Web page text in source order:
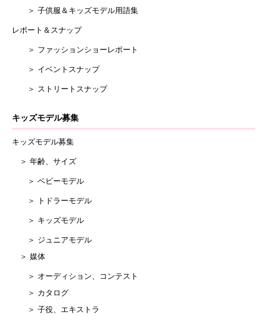
＞ 子供服＆キッズモデル用語集
レポート＆スナップ
＞ ファッションショーレポート
＞ イベントスナップ
＞ ストリートスナップ
キッズモデル募集
キッズモデル募集
＞ 年齢、サイズ
＞ ベビーモデル
＞ トドラーモデル
＞ キッズモデル
＞ ジュニアモデル
＞ 媒体
＞ オーディション、コンテスト
＞ カタログ
＞ 子役、エキストラ